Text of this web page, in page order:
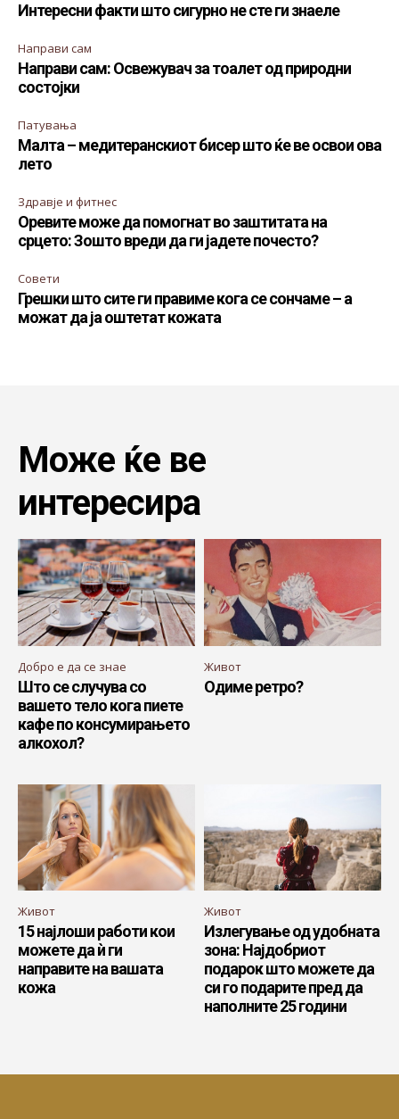
Интересни факти што сигурно не сте ги знаеле
Направи сам
Направи сам: Освежувач за тоалет од природни
состојки
Патувања
Малта – медитеранскиот бисер што ќе ве освои ова
лето
Здравје и фитнес
Оревите може да помогнат во заштитата на
срцето: Зошто вреди да ги јадете почесто?
Совети
Грешки што сите ги правиме кога се сончаме – а
можат да ја оштетат кожата
Може ќе ве
интересира
Добро е да се знае
Што се случува со
вашето тело кога пиете
кафе по консумирањето
алкохол?
Живот
Одиме ретро?
Живот
15 најлоши работи кои
можете да ѝ ги
направите на вашата
кожа
Живот
Излегување од удобната
зона: Најдобриот
подарок што можете да
си го подарите пред да
наполните 25 години